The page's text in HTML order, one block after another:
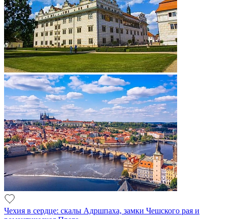
Чехия в сердце: скалы Адршпаха, замки Чешского рая и